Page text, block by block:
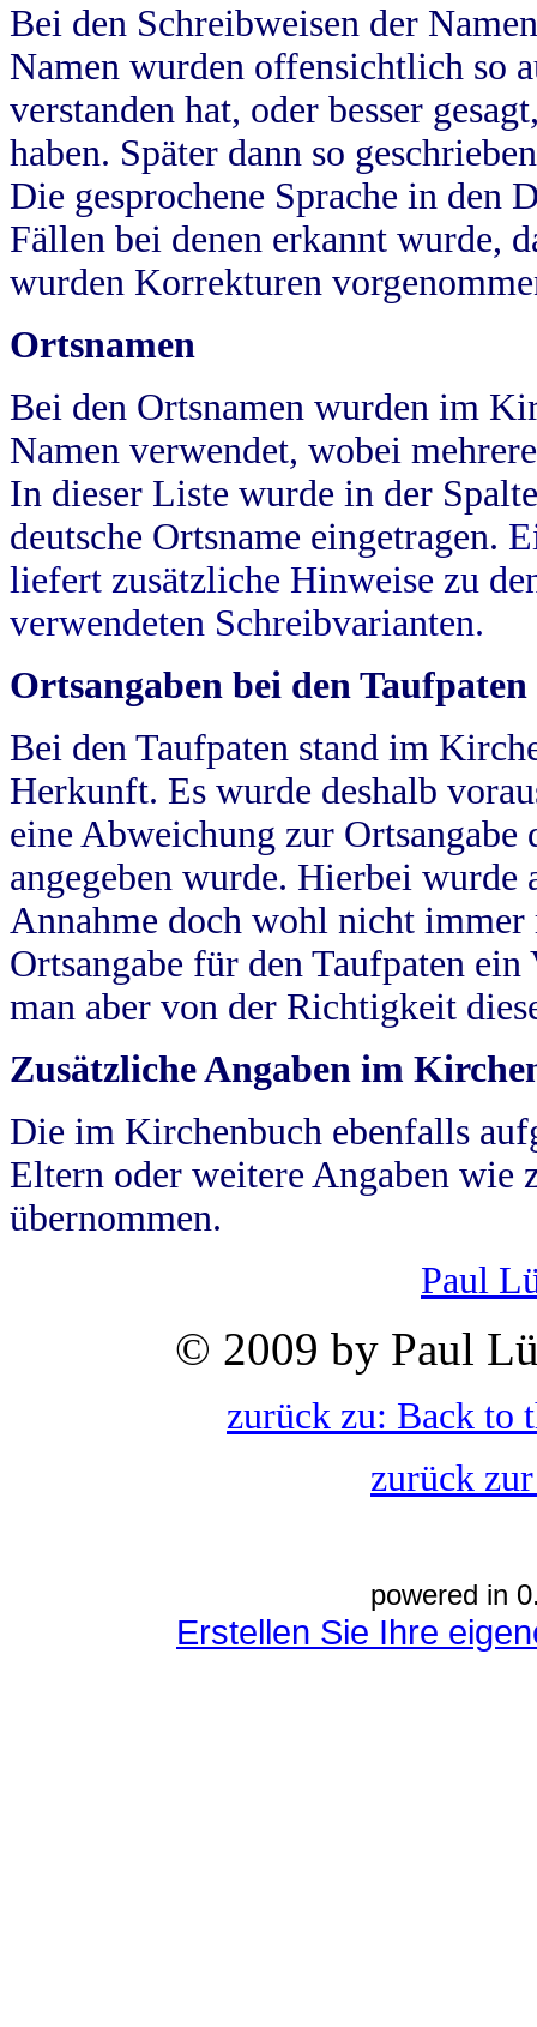
Bei den Schreibweisen der
Namen wurden offensichtlich so
verstanden hat, oder besser
haben. Später dann so
Die gesprochene Sprache in
Fällen bei denen erkannt wurde,
wurden Korrekturen
Ortsnamen
Bei den Ortsnamen wurden im
Namen verwendet, wobei
In dieser Liste wurde in der
deutsche Ortsname eingetragen.
liefert zusätzliche Hinweise zu
verwendeten Schreibvarianten.
Ortsangaben bei den Taufpaten
Bei den Taufpaten stand im
Herkunft. Es wurde deshalb
eine Abweichung zur
angegeben wurde. Hierbei wurde
Annahme doch wohl nicht
Ortsangabe für den Taufpaten
man aber von der Richtigkeit
Zusätzliche Angaben im
Die im Kirchenbuch ebenfalls
Eltern oder weitere Angaben wie
übernommen.
Paul
© 2009 by Paul
zurück zu: Back to
zurück
powered in
Erstellen Sie Ihre